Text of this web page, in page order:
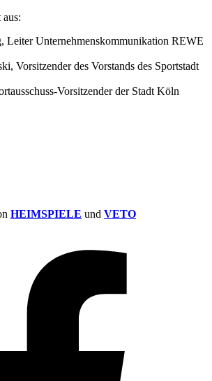
Leiter Unternehmenskommunikation REWE
Vorsitzender des Vorstands des Sportstadt
Vorsitzender der Stadt Köln
HEIMSPIELE und VETO